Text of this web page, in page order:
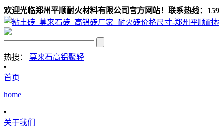
欢迎光临郑州平顺耐火材料有限公司官方网站！联系热线：
热搜： 莫来石高铝聚轻
首页
home
关于我们